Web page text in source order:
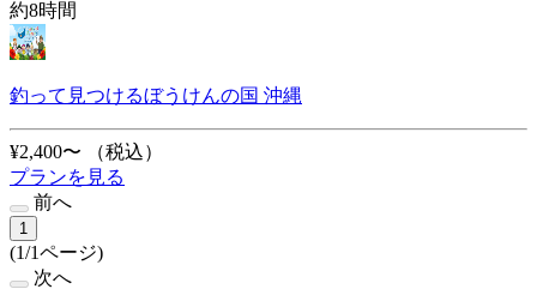
約8時間
釣って見つけるぼうけんの国 沖縄
¥2,400〜
（税込）
プランを見る
前へ
1
(1/1ページ)
次へ